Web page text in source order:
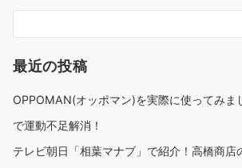
最近の投稿
OPPOMAN(オッポマン)を実際に使ってみま
で運動不足解消！
テレビ朝日「相葉マナブ」で紹介！高橋商店